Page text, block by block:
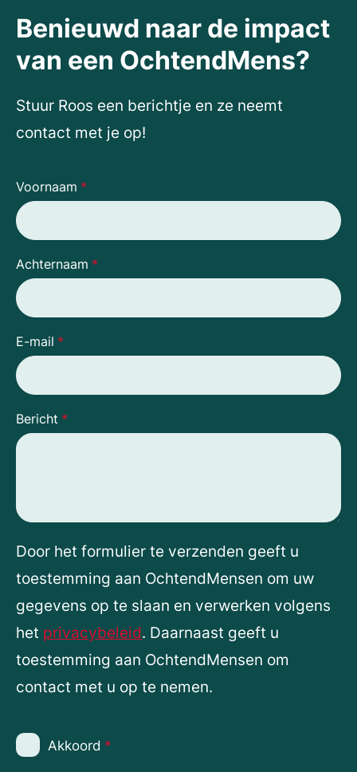
Benieuwd naar de impact
van een OchtendMens?
Stuur Roos een berichtje en ze neemt
contact met je op!
Voornaam *
Achternaam *
E-mail *
Bericht *
Door het formulier te verzenden geeft u
toestemming aan OchtendMensen om uw
gegevens op te slaan en verwerken volgens
het privacybeleid. Daarnaast geeft u
toestemming aan OchtendMensen om
contact met u op te nemen.
Akkoord *